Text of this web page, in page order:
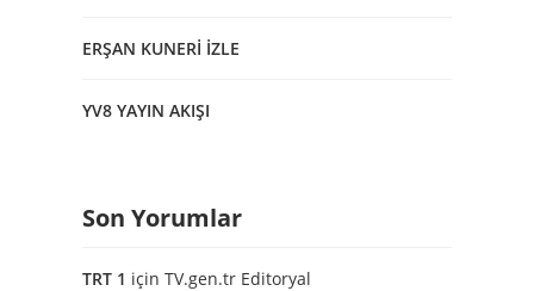
ERŞAN KUNERİ İZLE
YV8 YAYIN AKIŞI
Son Yorumlar
TRT 1 için TV.gen.tr Editoryal